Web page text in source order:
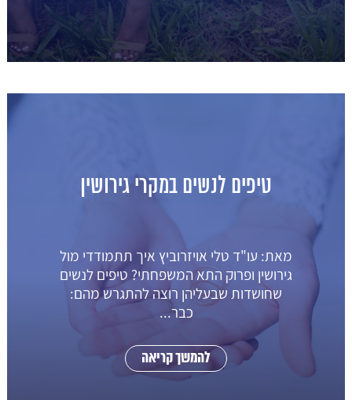
טיפים לנשים במקרי גירושין
מאת: עו"ד טלי אויזרוביץ איך תתמודדי מול
גירושין ופרוק התא המשפחתי? טיפים לנשים
שחושדות שבעליהן רוצה להתגרש מהם:
כבר...
להמשך קריאה